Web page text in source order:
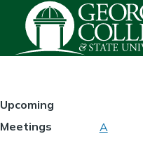
Skip to main content
HOMEPAGE
Upcoming
Meetings
A